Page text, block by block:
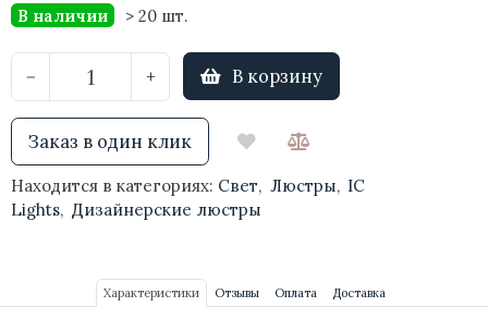
В наличии > 20 шт.
− + В корзину
Заказ в один клик
Находится в категориях: Свет, Люстры, IC
Lights, Дизайнерские люстры
Характеристики Отзывы Оплата Доставка